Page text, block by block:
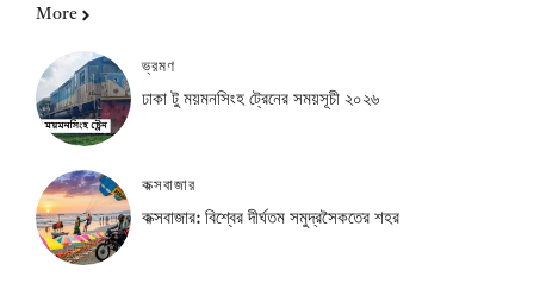
More
ভ্রমণ
ঢাকা টু ময়মনসিংহ ট্রেনের সময়সূচী ২০২৬
কক্সবাজার
কক্সবাজার: বিশ্বের দীর্ঘতম সমুদ্রসৈকতের শহর